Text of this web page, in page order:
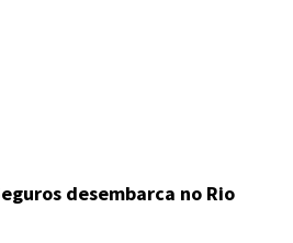
desembarca no Rio